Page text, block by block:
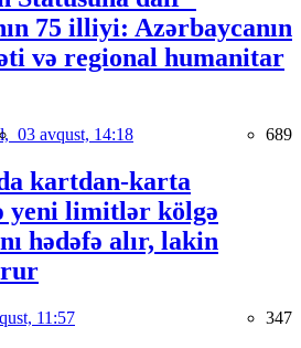
75 illiyi: Azərbaycanın
və regional humanitar
03 avqust, 14:18 689
kartdan-karta
yeni limitlər kölgə
hədəfə alır, lakin
11:57 347